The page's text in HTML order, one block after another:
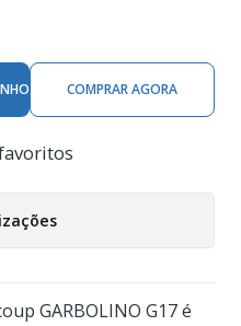
COMPRAR AGORA
GARBOLINO G17 é